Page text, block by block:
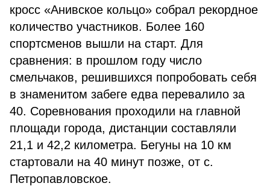
кросс «Анивское кольцо» собрал рекордное
количество участников. Более 160
спортсменов вышли на старт. Для
сравнения: в прошлом году число
смельчаков, решившихся попробовать себя
в знаменитом забеге едва перевалило за
40. Соревнования проходили на главной
площади города, дистанции составляли
21,1 и 42,2 километра. Бегуны на 10 км
стартовали на 40 минут позже, от с.
Петропавловское.